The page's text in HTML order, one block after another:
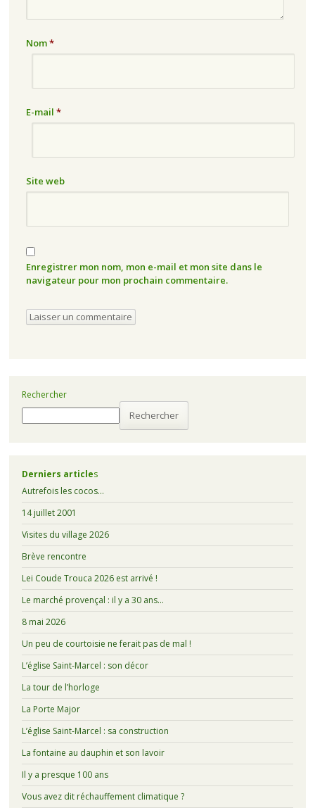
Nom*
E-mail *
Site web
Enregistrer mon nom, mon e-mail et mon site dans le
navigateur pour mon prochain commentaire.
Rechercher
Rechercher
Derniers articles
Autrefois les cocos…
14 juillet 2001
Visites du village 2026
Brève rencontre
Lei Coude Trouca 2026 est arrivé !
Le marché provençal : il y a 30 ans…
8 mai 2026
Un peu de courtoisie ne ferait pas de mal !
L’église Saint-Marcel : son décor
La tour de l’horloge
La Porte Major
L’église Saint-Marcel : sa construction
La fontaine au dauphin et son lavoir
Il y a presque 100 ans
Vous avez dit réchauffement climatique ?